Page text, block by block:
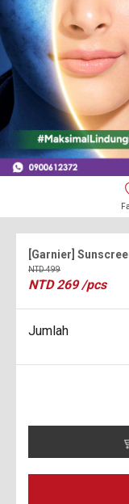
[Garnier]
NTD499
NTD269 /pcs
Jumlah